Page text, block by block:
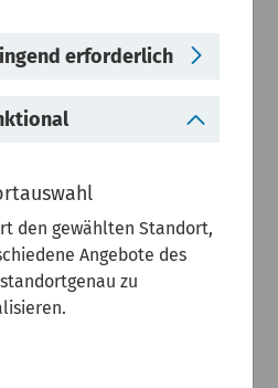
erforderlich
den gewählten Standort,
Angebote des
zu